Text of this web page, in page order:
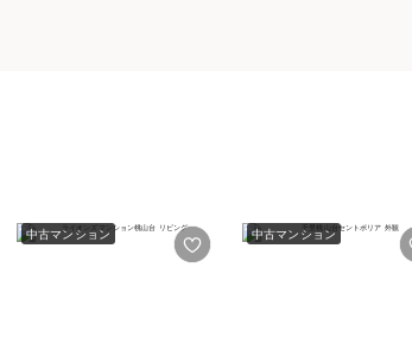
中古マンション 中古マンション